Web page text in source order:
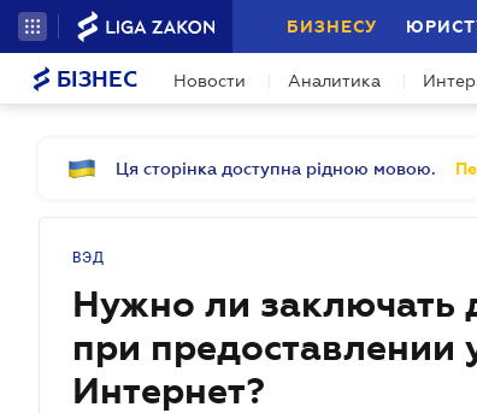
БИЗНЕСУ
БІЗНЕС Новости Аналитика
Ця сторінка доступна рідною мовою.
ВЭД
Нужно ли заключать
при предоставлении
Интернет?